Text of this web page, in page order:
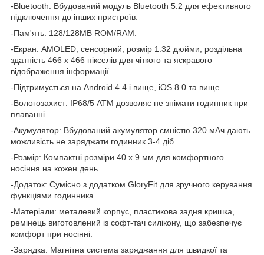
-Bluetooth: Вбудований модуль Bluetooth 5.2 для ефективного
підключення до інших пристроїв.
-Пам'ять: 128/128MB ROM/RAM.
-Екран: AMOLED, сенсорний, розмір 1.32 дюйми, роздільна
здатність 466 x 466 пікселів для чіткого та яскравого
відображення інформації.
-Підтримується на Android 4.4 і вище, iOS 8.0 та вище.
-Вологозахист: IP68/5 АТМ дозволяє не знімати годинник при
плаванні.
-Акумулятор: Вбудований акумулятор ємністю 320 мАч дають
можливість не заряджати годинник 3-4 діб.
-Розмір: Компактні розміри 40 x 9 мм для комфортного
носіння на кожен день.
-Додаток: Сумісно з додатком GloryFit для зручного керування
функціями годинника.
-Матеріали: металевий корпус, пластикова задня кришка,
ремінець виготовлений із софт-тач силікону, що забезпечує
комфорт при носінні.
-Зарядка: Магнітна система заряджання для швидкої та